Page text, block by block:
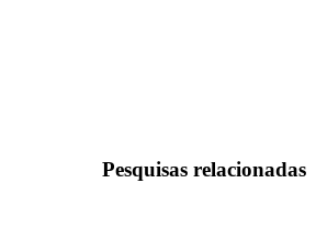
Pesquisas relacionadas